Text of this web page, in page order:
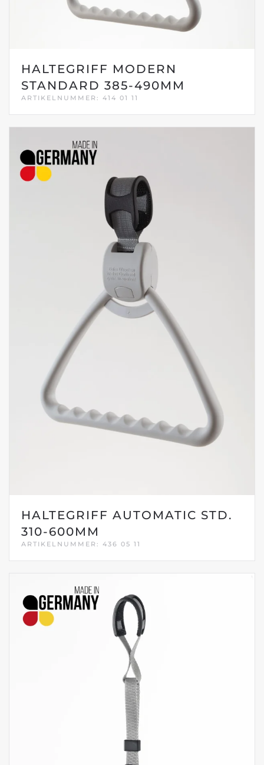
HALTEGRIFF MODERN
STANDARD 385-490MM
ARTIKELNUMMER: 414 01 11
HALTEGRIFF AUTOMATIC STD.
310-600MM
ARTIKELNUMMER: 436 05 11